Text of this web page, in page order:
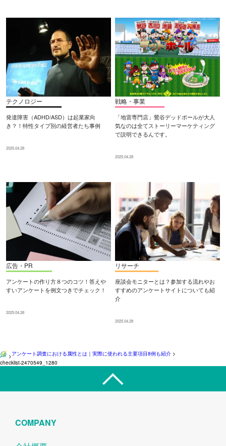
テクノロジー
発達障害（ADHD/ASD）は起業家向
き？！特性タイプ別の経営者たち事例
2025.04.28
戦略・事業
「地雷専門店」鶯谷デッドボールが大人
気なのは全てストーリーマーケティング
で説明できるんです。
2025.04.28
広告・PR
アンケートの作り方８つのコツ！答えや
すいアンケートを例文つきでチェック！
2025.04.28
リサーチ
座談会モニターとは？参加する流れやお
すすめのアンケートサイトについても紹
介
2025.04.28
>アンケート調査における属性とは｜実際に使われる主要項目8例も紹介>
checklist-2470549_1280
COMPANY